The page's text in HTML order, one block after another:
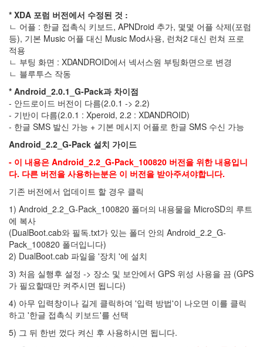
* XDA 포럼 버전에서 수정된 것 :
ㄴ 어플 : 한글 접촉식 키보드, APNDroid 추가, 몇몇 어플 삭제(포럼
등), 기본 Music 어플 대신 Music Mod사용, 런쳐2 대신 런쳐 프로
적용
ㄴ 부팅 화면 : XDANDROID에서 넥서스원 부팅화면으로 변경
ㄴ 블루투스 작동
* Android_2.0.1_G-Pack과 차이점
- 안드로이드 버전이 다름(2.0.1 -> 2.2)
- 기반이 다름(2.0.1 : Xperoid, 2.2 : XDANDROID)
- 한글 SMS 발신 가능 + 기본 메시지 어플로 한글 SMS 수신 가능
Android_2.2_G-Pack 설치 가이드
- 이 내용은 Android_2.2_G-Pack_100820 버전을 위한 내용입니
다. 다른 버전을 사용하는분은 이 버전을 받아주셔야합니다.
기존 버전에서 업데이트 할 경우 클릭
1) Android_2.2_G-Pack_100820 폴더의 내용물을 MicroSD의 루트
에 복사
(DualBoot.cab와 필독.txt가 있는 폴더 안의 Android_2.2_G-
Pack_100820 폴더입니다)
2) DualBoot.cab 파일을 '장치 '에 설치
3) 처음 실행후 설정 -> 장소 및 보안에서 GPS 위성 사용을 끔 (GPS
가 필요할때만 켜주시면 됩니다)
4) 아무 입력창이나 길게 클릭하여 '입력 방법'이 나오면 이를 클릭
하고 '한글 접촉식 키보드'를 선택
5) 그 뒤 한번 껐다 켜신 후 사용하시면 됩니다.
jQuery
전
시
고
여
행
QI
디
어
키
GP2X
Wiz
이
벤
트
레
드
타
대
구
시